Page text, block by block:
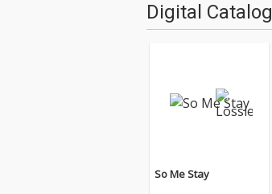
Digital Catalog
So Me Stay